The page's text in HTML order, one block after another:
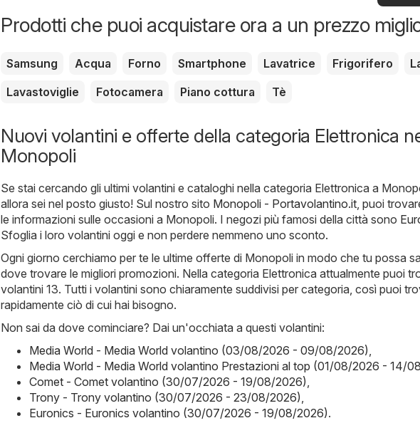
Prodotti che puoi acquistare ora a un prezzo
Samsung Acqua Forno Smartphone Lavatrice Frigorifero
Lavastoviglie
Fotocamera Piano cottura Tè
Nuovi volantini e offerte della categoria Elettronica
Monopoli
Se stai cercando gli ultimi volantini e cataloghi nella categoria Elettronica a
allora sei nel posto giusto! Sul nostro sito Monopoli - Portavolantino.it , puoi
le informazioni sulle occasioni a Monopoli. I negozi più famosi della città sono
Sfoglia i loro volantini oggi e non perdere nemmeno uno sconto.
Ogni giorno cerchiamo per te le ultime offerte di Monopoli in modo che tu possa
dove trovare le migliori promozioni. Nella categoria Elettronica attualmente puoi
volantini 13. Tutti i volantini sono chiaramente suddivisi per categoria, così puoi
rapidamente ciò di cui hai bisogno.
Non sai da dove cominciare? Dai un'occhiata a questi volantini:
Media World - Media World volantino (03/08/2026 - 09/08/2026)
Media World - Media World volantino Prestazioni al top (01/08/2026 - 14/
Comet - Comet volantino (30/07/2026 - 19/08/2026)
Trony - Trony volantino (30/07/2026 - 23/08/2026)
Euronics - Euronics volantino (30/07/2026 - 19/08/2026).